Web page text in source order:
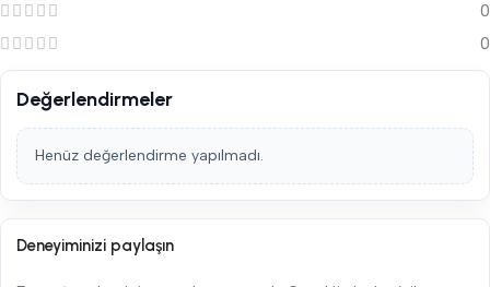
0
0
Değerlendirmeler
Henüz değerlendirme yapılmadı.
Deneyiminizi paylaşın